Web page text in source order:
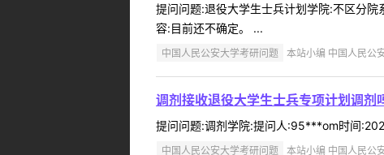
提问问题:退役大学生士兵计划学院:不区分
容:目前还不确定。 ...
中国人民公安大学考研问题 本站小编 中国人民公
调剂接收退役大学生士兵专项计划调剂
提问问题:调剂学院:提问人:95***om时间
中国人民公安大学考研问题 本站小编 中国人民公